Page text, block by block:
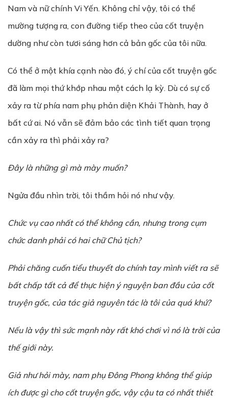
Nam và nữ chính Vi Yến. Không chỉ vậy, tôi có thể
mường tượng ra, con đường tiếp theo của cốt truyện
dường như còn tươi sáng hơn cả bản gốc của tôi nữa.
Có thể ở một khía cạnh nào đó, ý chí của cốt truyện gốc
đã làm mọi thứ khớp nhau một cách lạ kỳ. Dù có sự cố
xảy ra từ phía nam phụ phản diện Khải Thành, hay ở
bất cứ ai. Nó vẫn sẽ đảm bảo các tình tiết quan trọng
cần xảy ra thì phải xảy ra?
Đây là những gì mà mày muốn?
Ngửa đầu nhìn trời, tôi thầm hỏi nó như vậy.
Chức vụcao nhất có thểkhông cần, nhưng trong cụm
chức danh phải có hai chữChủtịch?
Phải chăng cuốntiểu thuyếtdochính tay mình viết ra sẽ
bất chấp tất cảđểthực hiện ý nguyện ban đầu của cốt
truyện gốc, của tác giảnguyên tác là tôi của quá khứ?
Nếu là vậy thì sức mạnh này rất khó chơi vì nó là trời của
thế giới này.
Giảnhưhỏi mày, nam phụĐông Phong không thểgiúp
ích được gì cho cốt truyện gốc, vậy cậu ta có nhất thiết